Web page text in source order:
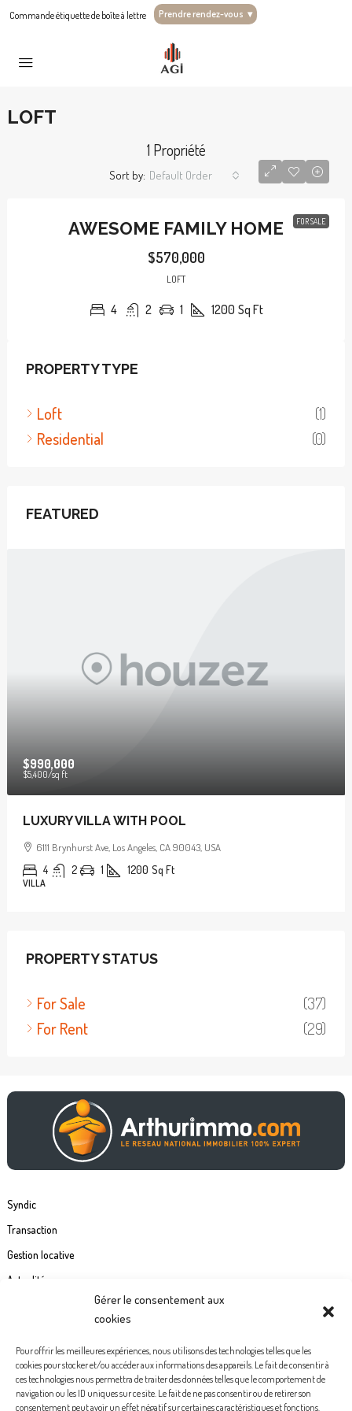
Gérer le consentement aux
cookies
Pour offrir les meilleures expériences, nous utilisons des technologies telles que les
cookies pour stocker et/ou accéder aux informations des appareils. Le fait de consentir à
ces technologies nous permettra de traiter des données telles que le comportement de
navigation ou les ID uniques sur ce site. Le fait de ne pas consentir ou de retirer son
consentement peut avoir un effet négatif sur certaines caractéristiques et fonctions.
Commande étiquette de boîte à lettre Prendre rendez-vous ▾
LOFT
1 Propriété
Sort by: Default Order
FOR SALE
AWESOME FAMILY HOME
$570,000
LOFT
4 2 1 1200 Sq Ft
PROPERTY TYPE
Loft
(1)
Residential
(0)
FEATURED
$990,000
$5,400/sq ft
LUXURY VILLA WITH POOL
6111 Brynhurst Ave, Los Angeles, CA 90043, USA
4 2 1 1200 Sq Ft
VILLA
PROPERTY STATUS
For Sale
(37)
For Rent
(29)
Syndic
Transaction
Gestion locative
Actualités
Politiques de confidentialité
Mentions légales